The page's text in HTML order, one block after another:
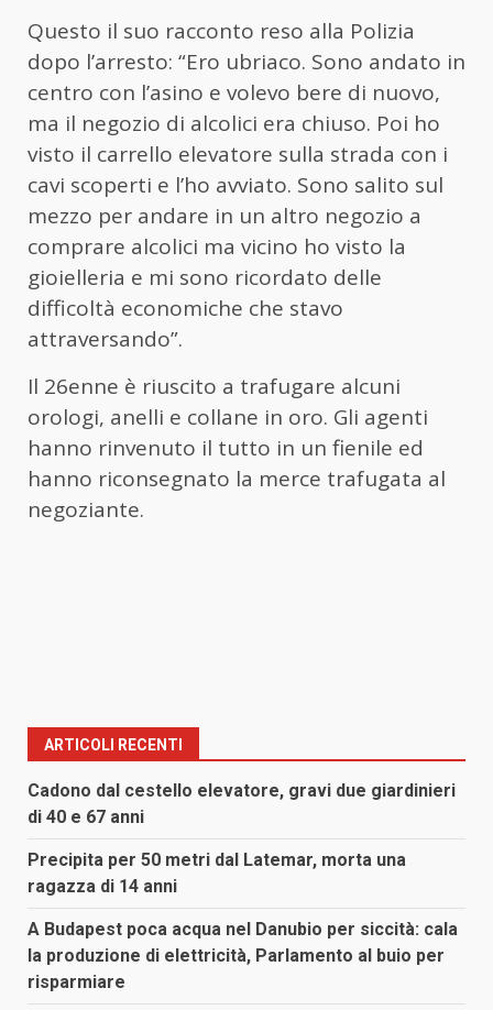
Questo il suo racconto reso alla Polizia
dopo l’arresto: “Ero ubriaco. Sono andato in
centro con l’asino e volevo bere di nuovo,
ma il negozio di alcolici era chiuso. Poi ho
visto il carrello elevatore sulla strada con i
cavi scoperti e l’ho avviato. Sono salito sul
mezzo per andare in un altro negozio a
comprare alcolici ma vicino ho visto la
gioielleria e mi sono ricordato delle
difficoltà economiche che stavo
attraversando”.
Il 26enne è riuscito a trafugare alcuni
orologi, anelli e collane in oro. Gli agenti
hanno rinvenuto il tutto in un fienile ed
hanno riconsegnato la merce trafugata al
negoziante.
ARTICOLI RECENTI
Cadono dal cestello elevatore, gravi due giardinieri
di 40 e 67 anni
Precipita per 50 metri dal Latemar, morta una
ragazza di 14 anni
A Budapest poca acqua nel Danubio per siccità: cala
la produzione di elettricità, Parlamento al buio per
risparmiare